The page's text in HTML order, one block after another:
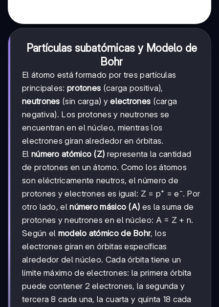
Partículas subatómicas y Modelo de
Bohr
El átomo está formado por tres partículas
principales: protones (carga positiva),
neutrones (sin carga) yelectrones (carga
negativa). Los protones y neutrones se
encuentran en el núcleo, mientras los
electrones giran alrededor en órbitas.
El número atómico (Z) representa la cantidad
de protones en un átomo. Como los átomos
son eléctricamente neutros, el número de
protones y electrones es igual: Z = p⁺ = e⁻. Por
otro lado, elnúmero másico (A) es la suma de
protones y neutrones en el núcleo: A = Z + n.
Según el modelo atómico de Bohr, los
electrones giran en órbitas específicas
alrededor del núcleo. Cada órbita tiene un
límite máximo de electrones: la primera órbita
puede contener 2 electrones, la segunda y
tercera 8 cada una, la cuarta y quinta 18 cada